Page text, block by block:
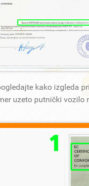
kako izgleda
uzeto putnički vozilo